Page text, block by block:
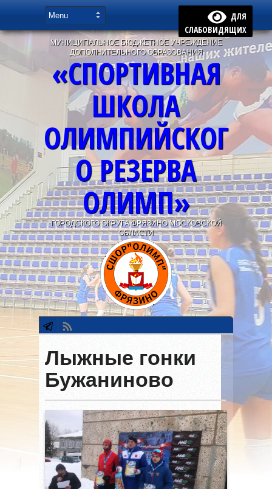
ДЛЯ
СЛАБОВИДЯЩИХ
МУНИЦИПАЛЬНОЕ БЮДЖЕТНОЕ УЧРЕЖДЕНИЕ
ДОПОЛНИТЕЛЬНОГО ОБРАЗОВАНИЯ
«СПОРТИВНАЯ
ШКОЛА
ОЛИМПИЙСКОГ
О РЕЗЕРВА
ОЛИМП»
ГОРОДСКОГО ОКРУГА ФРЯЗИНО МОСКОВСКОЙ
ОБЛАСТИ
Лыжные гонки
Бужаниново